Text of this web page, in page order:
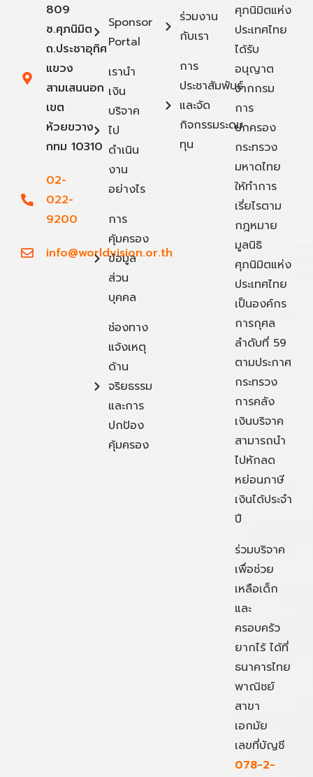
809
ซ.ศุภนิมิต
ถ.ประชาอุทิศ
แขวง
สามเสนนอก
เขต
ห้วยขวาง
กทม 10310
02-
022-
9200
info@worldvision.or.th
Sponsor
Portal
เรานำ
เงิน
บริจาค
ไป
ดำเนิน
งาน
อย่างไร
การ
คุ้มครอง
ข้อมูล
ส่วน
บุคคล
ช่องทาง
แจ้งเหตุ
ด้าน
จริยธรรม
และการ
ปกป้อง
คุ้มครอง
ร่วมงาน
กับเรา
การ
ประชาสัมพันธ์
และจัด
กิจกรรมระดม
ทุน
ศุภนิมิตแห่ง
ประเทศไทย
ได้รับ
อนุญาต
จากกรม
การ
ปกครอง
กระทรวง
มหาดไทย
ให้ทำการ
เรี่ยไรตาม
กฎหมาย
มูลนิธิ
ศุภนิมิตแห่ง
ประเทศไทย
เป็นองค์กร
การกุศล
ลำดับที่ 59
ตามประกาศ
กระทรวง
การคลัง
เงินบริจาค
สามารถนำ
ไปหักลด
หย่อนภาษี
เงินได้ประจำ
ปี
ร่วมบริจาค
เพื่อช่วย
เหลือเด็ก
และ
ครอบครัว
ยากไร้ ได้ที่
ธนาคารไทย
พาณิชย์
สาขา
เอกมัย
เลขที่บัญชี
078-2-